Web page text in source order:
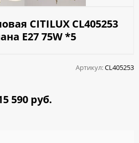
CITILUX CL405253
E27 75W *5
Артикул:CL405253
590 руб.